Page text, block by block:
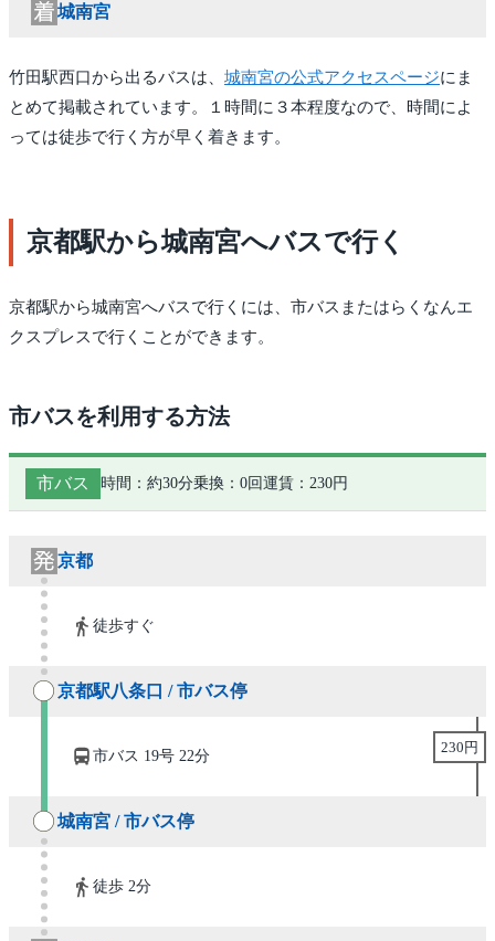
城南宮
竹田駅西口から出るバスは、 城南宮の公式アクセスページにま
とめて掲載されています。１時間に３本程度なので、時間によ
っては徒歩で行く方が早く着きます。
京都駅から城南宮へバスで行く
京都駅から城南宮へバスで行くには、市バスまたはらくなんエ
クスプレスで行くことができます。
市バスを利用する方法
市バス 時間：約30分乗換：0回運賃：230円
京都
徒歩すぐ
京都駅八条口 / 市バス停
市バス 19号 22分
230円
城南宮 / 市バス停
徒歩 2分